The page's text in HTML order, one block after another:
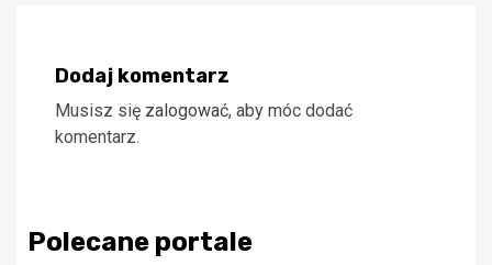
Dodaj komentarz
Musisz się zalogować, aby móc dodać
komentarz.
Polecane portale